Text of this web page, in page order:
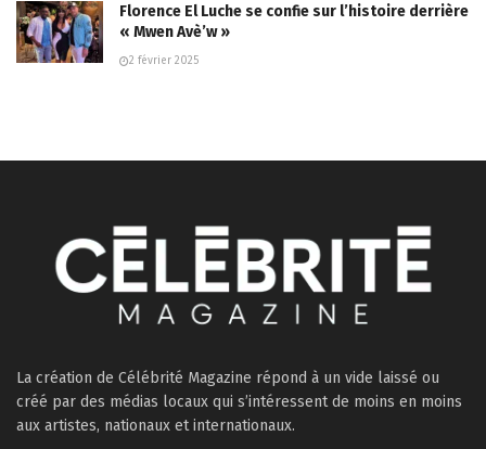
Florence El Luche se confie sur l’histoire derrière
« Mwen Avè’w »
2 février 2025
La création de Célébrité Magazine répond à un vide laissé ou
créé par des médias locaux qui s’intéressent de moins en moins
aux artistes, nationaux et internationaux.